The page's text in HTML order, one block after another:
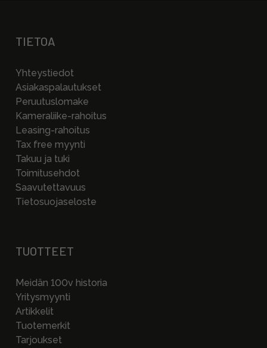
TIETOA
Yhteystiedot
Asiakaspalautukset
Peruutuslomake
Kameraliike-rahoitus
Leasing-rahoitus
Tax free myynti
Takuu ja tuki
Toimitusehdot
Saavutettavuus
Tietosuojaseloste
TUOTTEET
Meidän 100v historia
Yritysmyynti
Artikkelit
Tuotemerkit
Tarjoukset